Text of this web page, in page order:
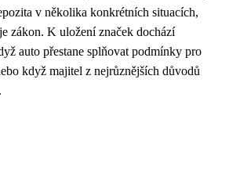
v několika konkrétních situacích,
zákon. K uložení značek dochází
auto přestane splňovat podmínky pro
když majitel z nejrůznějších důvodů